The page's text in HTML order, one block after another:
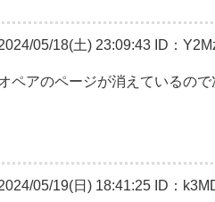
05/18(土) 23:09:43 ID：
ペアのページが消えているの
05/19(日) 18:41:25 ID：